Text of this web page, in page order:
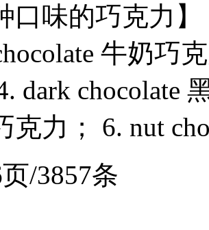
口味的巧克力
牛奶巧
dark chocolate
克力； 6. nut
/3857条